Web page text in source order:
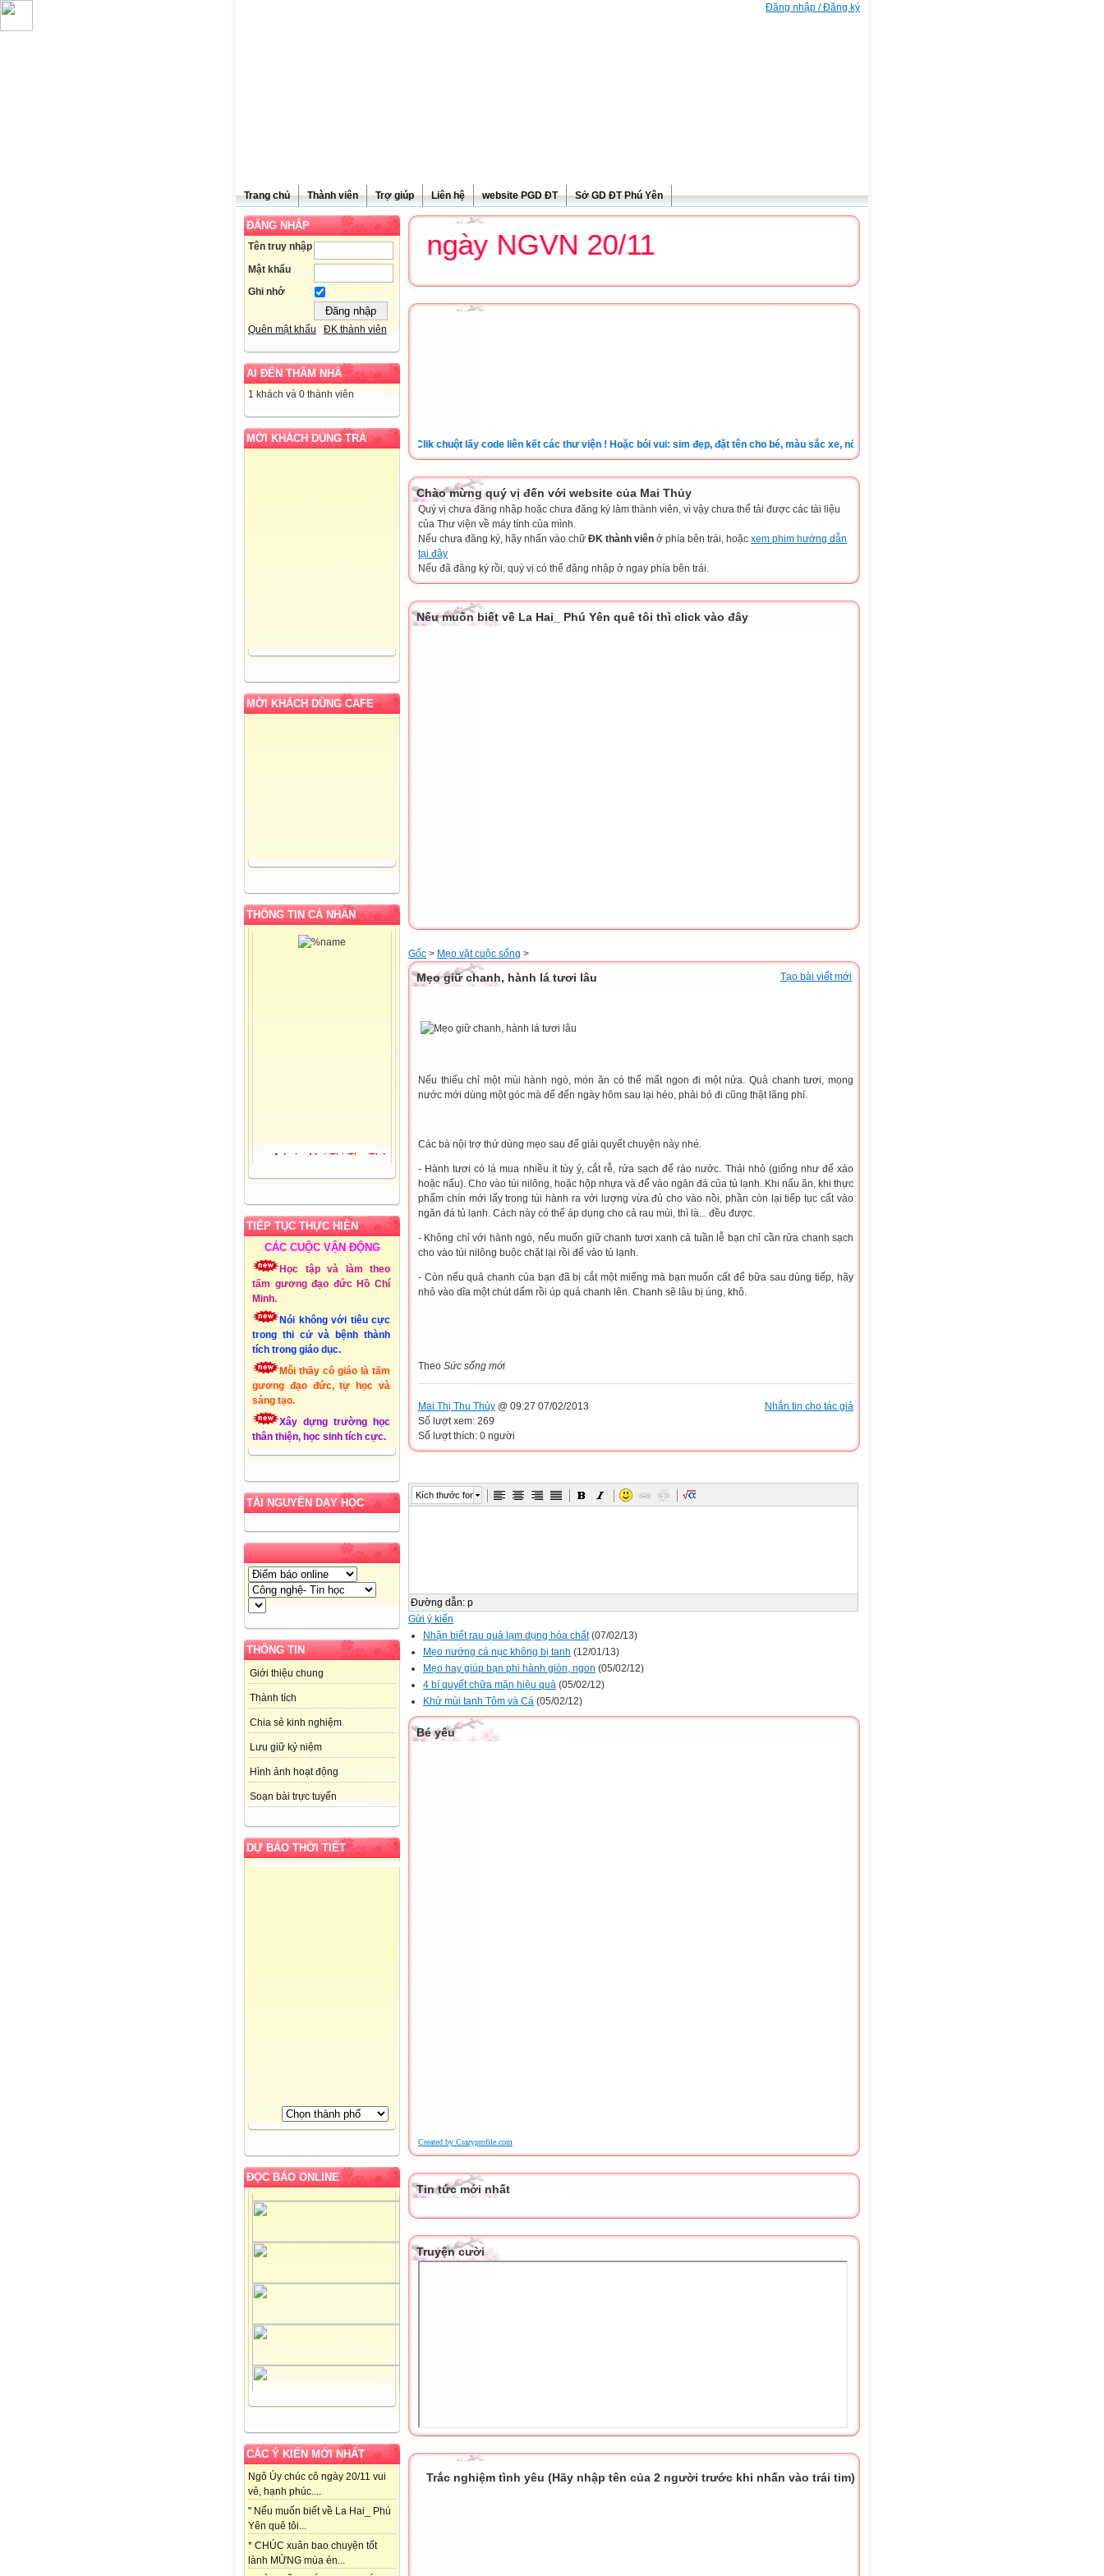
Đăng nhập / Đăng ký
Trang chủ Thành viên Trợ giúp Liên hệ website PGD ĐT Sở GD ĐT Phú Yên
ĐĂNG NHẬP
Tên truy nhập
Mật khẩu
Ghi nhớ
Quên mật khẩu ĐK thành viên
AI ĐẾN THĂM NHÀ
1 khách và 0 thành viên
MỜI KHÁCH DÙNG TRÀ
MỜI KHÁCH DÙNG CAFE
THÔNG TIN CÁ NHÂN
Giới tính: Nữ
học Xuân Quang 3 – Đồng
Xuân - Phú Yên
Chuyên môn: Lớp 1
Địa chỉ: Xuân Quang 3 -
Đồng Xuân - Phú Yên
Liên hệ Email:
mttthuy.th.xquang3.dx@phuyen.edu.vn.
ĐT:
Lập Website: 15/10/2011
TIẾP TỤC THỰC HIỆN
CÁC CUỘC VẬN ĐỘNG
Học tập và làm theo
tấm gương đạo đức Hồ Chí
Minh.
Nói không với tiêu cực
trong thi cử và bệnh thành
tích trong giáo dục.
Mỗi thầy cô giáo là tấm
gương đạo đức, tự học và
sáng tạo.
Xây dựng trường học
thân thiện, học sinh tích cực.
TÀI NGUYÊN DẠY HỌC
THÔNG TIN
Giới thiệu chung
Thành tích
Chia sẻ kinh nghiệm
Lưu giữ kỷ niệm
Hình ảnh hoạt động
Soạn bài trực tuyến
DỰ BÁO THỜI TIẾT
ĐỌC BÁO ONLINE
CÁC Ý KIẾN MỚI NHẤT
Ngô Úy chúc cô ngày 20/11 vui
vẻ, hạnh phúc....
" Nếu muốn biết về La Hai_ Phú
Yên quê tôi...
* CHÚC xuân bao chuyện tốt
lành MỪNG mùa én...
Chúc mừng ngày NGVN 20/11
Clik chuột lấy code liên kết các thư viện ! Hoặc bói vui: sim đẹp, đặt tên cho bé, màu sắc xe, nốt ruồi, xem tuổi.v.v.v )
Chào mừng quý vị đến với website của Mai Thủy
Quý vị chưa đăng nhập hoặc chưa đăng ký làm thành viên, vì vậy chưa thể tải được các tài liệu
của Thư viện về máy tính của mình.
Nếu chưa đăng ký, hãy nhấn vào chữ ĐK thành viên ở phía bên trái, hoặc xem phim hướng dẫn
tại đây
Nếu đã đăng ký rồi, quý vị có thể đăng nhập ở ngay phía bên trái.
Nếu muốn biết về La Hai_ Phú Yên quê tôi thì click vào đây
Gốc > Mẹo vặt cuộc sống >
Tạo bài viết mới
Mẹo giữ chanh, hành lá tươi lâu
Nếu thiếu chỉ một mùi hành ngò, món ăn có thể mất ngon đi một nửa. Quả chanh tươi, mọng
nước mới dùng một góc mà để đến ngày hôm sau lại héo, phải bỏ đi cũng thật lãng phí.
Các bà nội trợ thử dùng mẹo sau để giải quyết chuyện này nhé.
- Hành tươi có lá mua nhiều ít tùy ý, cắt rễ, rửa sạch để ráo nước. Thái nhỏ (giống như để xào
hoặc nấu). Cho vào túi nilông, hoặc hộp nhựa và để vào ngăn đá của tủ lạnh. Khi nấu ăn, khi thực
phẩm chín mới lấy trong túi hành ra với lượng vừa đủ cho vào nồi, phần còn lại tiếp tục cất vào
ngăn đá tủ lạnh. Cách này có thể áp dụng cho cả rau mùi, thì là... đều được.
- Không chỉ với hành ngò, nếu muốn giữ chanh tươi xanh cả tuần lễ bạn chỉ cần rửa chanh sạch
cho vào túi nilông buộc chặt lại rồi để vào tủ lạnh.
- Còn nếu quả chanh của bạn đã bị cắt một miếng mà bạn muốn cất để bữa sau dùng tiếp, hãy
nhỏ vào dĩa một chút dấm rồi úp quả chanh lên. Chanh sẽ lâu bị úng, khô.
Theo Sức sống mới
Nhắn tin cho tác giả
Mai Thị Thu Thủy @ 09:27 07/02/2013
Số lượt xem: 269
Số lượt thích: 0 người
Kích thước font
Đường dẫn: p
Gửi ý kiến
Nhận biết rau quả lạm dụng hóa chất(07/02/13)
Mẹo nướng cá nục không bị tanh (12/01/13)
Mẹo hay giúp bạn phi hành giòn, ngon (05/02/12)
4 bí quyết chữa mặn hiệu quả (05/02/12)
Khử mùi tanh Tôm và Cá (05/02/12)
Bé yêu
Created by Crazyprofile.com
Tin tức mới nhất
Truyện cười
Trắc nghiệm tình yêu (Hãy nhập tên của 2 người trước khi nhấn vào trái tim)